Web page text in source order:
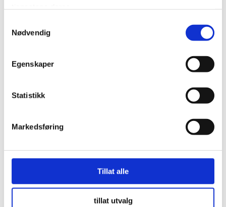
Nødvendig
Egenskaper
Statistikk
Markedsføring
Tillat alle
tillat utvalg
Trenger du å styrke kjernemuskulaturen? Det er